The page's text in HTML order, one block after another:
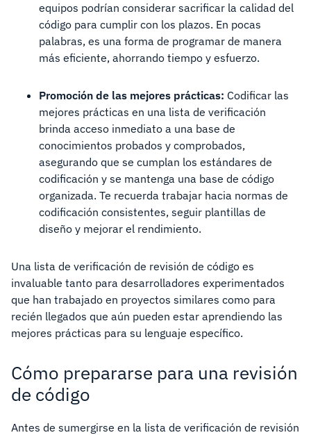
equipos podrían considerar sacrificar la calidad del
código para cumplir con los plazos. En pocas
palabras, es una forma de programar de manera
más eficiente, ahorrando tiempo y esfuerzo.
Promoción de las mejores prácticas: Codificar las
mejores prácticas en una lista de verificación
brinda acceso inmediato a una base de
conocimientos probados y comprobados,
asegurando que se cumplan los estándares de
codificación y se mantenga una base de código
organizada. Te recuerda trabajar hacia normas de
codificación consistentes, seguir plantillas de
diseño y mejorar el rendimiento.
Una lista de verificación de revisión de código es
invaluable tanto para desarrolladores experimentados
que han trabajado en proyectos similares como para
recién llegados que aún pueden estar aprendiendo las
mejores prácticas para su lenguaje específico.
Cómo prepararse para una revisión
de código
Antes de sumergirse en la lista de verificación de revisión